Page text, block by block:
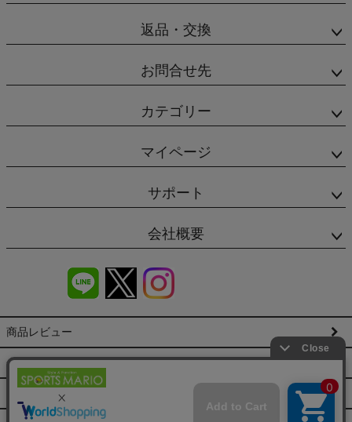
返品・交換
お問合せ先
カテゴリー
マイページ
サポート
会社概要
商品レビュー
会社概要（HP）